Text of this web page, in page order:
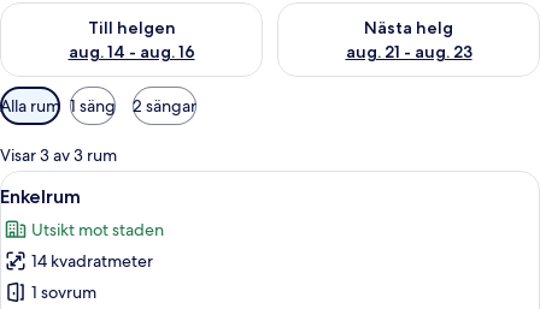
Till helgen
aug. 14 - aug. 16
Kontrollera tillgängligheten för den här helgen aug. 14 - aug.
Nästa helg
aug. 21 - aug. 23
Kontrollera tillgängligheten
Tillgängliga
filter
för
rum
Alla rum 1 säng 2 sängar
Visar 3 av 3 rum
Öppna
alla
foton
för
Enkelrum
Ett modernt hotellrum med en
6
Enkelrum
Utsikt mot staden
14 kvadratmeter
1 sovrum